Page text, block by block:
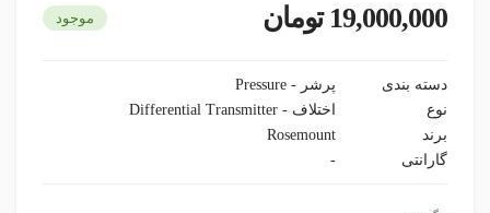
19,000,000 تومان موجود
دسته بندی
پرشر - Pressure
نوع
اختلاف - Differential Transmitter
برند
Rosemount
گارانتی
-